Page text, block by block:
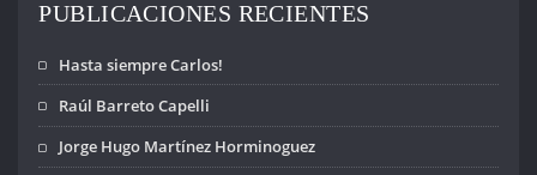
PUBLICACIONES RECIENTES
Hasta siempre Carlos!
Raúl Barreto Capelli
Jorge Hugo Martínez Horminoguez